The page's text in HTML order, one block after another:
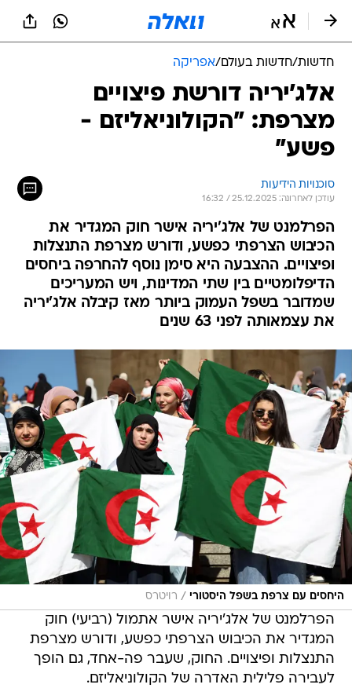
חדשות/חדשות בעולם/אפריקה
אלג'יריה דורשת פיצויים
מצרפת: "הקולוניאליזם -
פשע"
סוכנויות הידיעות
עודכן לאחרונה: 25.12.2025 / 16:32
הפרלמנט של אלג'יריה אישר חוק המגדיר את
הכיבוש הצרפתי כפשע, ודורש מצרפת התנצלות
ופיצויים. ההצבעה היא סימן נוסף להחרפה ביחסים
הדיפלומטיים בין שתי המדינות, ויש המעריכים
שמדובר בשפל העמוק ביותר מאז קיבלה אלג'יריה
את עצמאותה לפני 63 שנים
היחסים עם צרפת בשפל היסטורי / רויטרס
הפרלמנט של אלג'יריה אישר אתמול (רביעי) חוק
המגדיר את הכיבוש הצרפתי כפשע, ודורש מצרפת
התנצלות ופיצויים. החוק, שעבר פה-אחד, גם הופך
לעבירה פלילית האדרה של הקולוניאליזם.